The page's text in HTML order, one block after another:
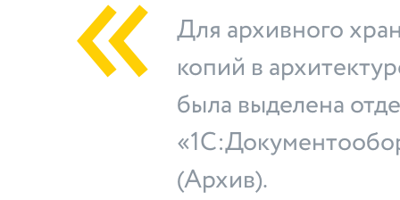
Для архивного
копий в
была выделена
(Архив).